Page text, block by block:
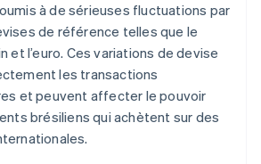
à de sérieuses fluctuations par
de référence telles que le
et l’euro. Ces variations de devise
les transactions
et peuvent affecter le pouvoir
brésiliens qui achètent sur des